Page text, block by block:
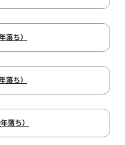
落ち）
落ち）
落ち）